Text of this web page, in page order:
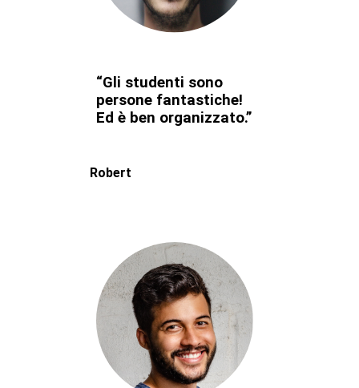
“Gli studenti sono
persone fantastiche!
Ed è ben organizzato.”
Robert